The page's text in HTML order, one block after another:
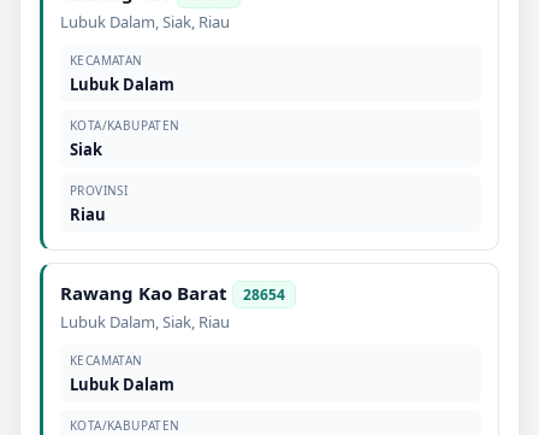
Lubuk Dalam,Siak, Riau
KECAMATAN
Lubuk Dalam
KOTA/KABUPATEN
Siak
PROVINSI
Riau
Rawang Kao Barat 28654
Lubuk Dalam,Siak, Riau
KECAMATAN
Lubuk Dalam
KOTA/KABUPATEN